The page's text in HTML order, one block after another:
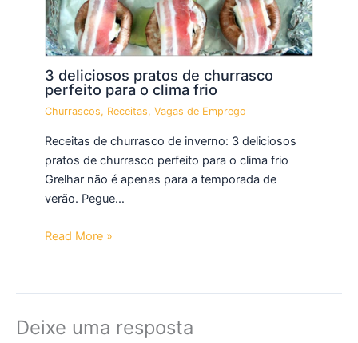
3 deliciosos pratos de churrasco
perfeito para o clima frio
Churrascos, Receitas,Vagas de Emprego
Receitas de churrasco de inverno: 3 deliciosos
pratos de churrasco perfeito para o clima frio
Grelhar não é apenas para a temporada de
verão. Pegue…
Read More »
Deixe uma resposta